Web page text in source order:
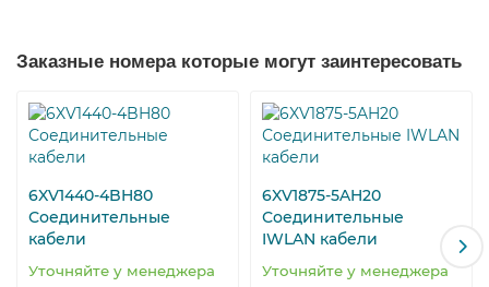
Заказные номера которые могут заинтересовать
6XV1440-4BH80
Соединительные
кабели
Уточняйте у менеджера
6XV1875-5AH20
Соединительные
IWLAN кабели
Уточняйте у менеджера